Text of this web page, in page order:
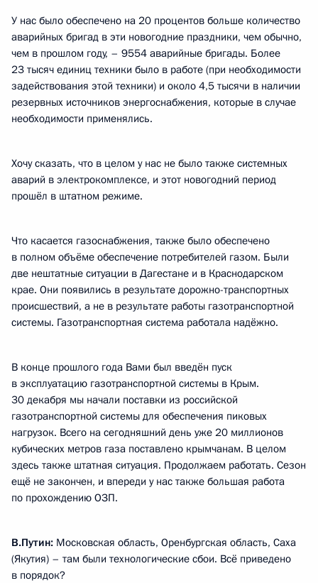
У нас было обеспечено на 20 процентов больше количество
аварийных бригад в эти новогодние праздники, чем обычно,
чем в прошлом году, – 9554 аварийные бригады. Более
23 тысяч единиц техники было в работе (при необходимости
задействования этой техники) и около 4,5 тысячи в наличии
резервных источников энергоснабжения, которые в случае
необходимости применялись.
Хочу сказать, что в целом у нас не было также системных
аварий в электрокомплексе, и этот новогодний период
прошёл в штатном режиме.
Что касается газоснабжения, также было обеспечено
в полном объёме обеспечение потребителей газом. Были
две нештатные ситуации в Дагестане и в Краснодарском
крае. Они появились в результате дорожно-транспортных
происшествий, а не в результате работы газотранспортной
системы. Газотранспортная система работала надёжно.
В конце прошлого года Вами был введён пуск
в эксплуатацию газотранспортной системы в Крым.
30 декабря мы начали поставки из российской
газотранспортной системы для обеспечения пиковых
нагрузок. Всего на сегодняшний день уже 20 миллионов
кубических метров газа поставлено крымчанам. В целом
здесь также штатная ситуация. Продолжаем работать. Сезон
ещё не закончен, и впереди у нас также большая работа
по прохождению ОЗП.
В.Путин: Московская область, Оренбургская область, Саха
(Якутия) – там были технологические сбои. Всё приведено
в порядок?